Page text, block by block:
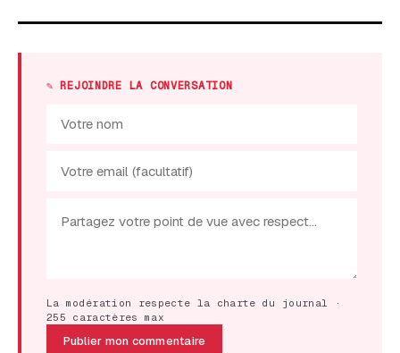
✎ REJOINDRE LA CONVERSATION
La modération respecte la charte du journal ·
255 caractères max
Publier mon commentaire